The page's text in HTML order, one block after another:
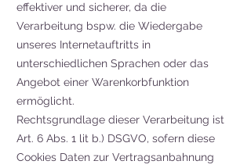
effektiver und sicherer, da die
Verarbeitung bspw. die Wiedergabe
unseres Internetauftritts in
unterschiedlichen Sprachen oder das
Angebot einer Warenkorbfunktion
ermöglicht.
Rechtsgrundlage dieser Verarbeitung ist
Art. 6 Abs. 1 lit b.) DSGVO, sofern diese
Cookies Daten zur Vertragsanbahnung